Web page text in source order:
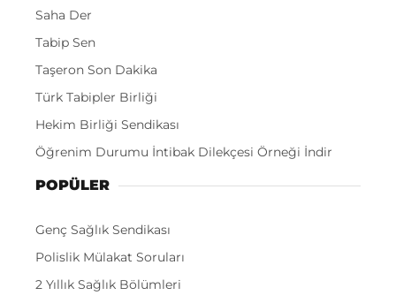
Saha Der
Tabip Sen
Taşeron Son Dakika
Türk Tabipler Birliği
Hekim Birliği Sendikası
Öğrenim Durumu İntibak Dilekçesi Örneği İndir
POPÜLER
Genç Sağlık Sendikası
Polislik Mülakat Soruları
2 Yıllık Sağlık Bölümleri